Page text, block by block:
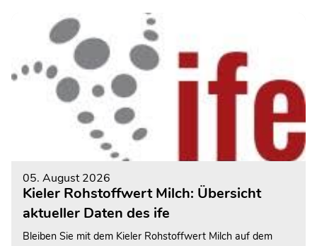
Doch ohne Qualifizierung geht es nicht.
05. August 2026
Kieler Rohstoffwert Milch: Übersicht
aktueller Daten des ife
Bleiben Sie mit dem Kieler Rohstoffwert Milch auf dem